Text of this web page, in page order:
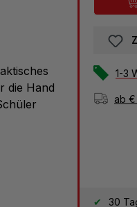
1-3
ab
30
die Hand